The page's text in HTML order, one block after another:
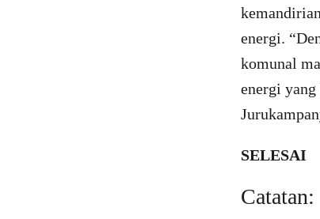
energi.
komunal
energi
SELESAI
Catatan: